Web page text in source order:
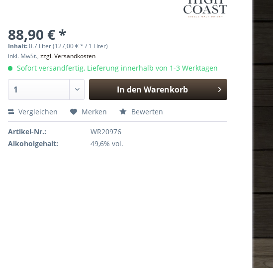
88,90 € *
Inhalt:0.7 Liter (127,00 € * / 1 Liter)
inkl. MwSt.,zzgl. Versandkosten
Sofort versandfertig, Lieferung innerhalb von 1-3 Werktagen
In den Warenkorb
Hinzugefügt
Vergleichen Merken Bewerten
Artikel-Nr.:
WR20976
Alkoholgehalt:
49,6% vol.